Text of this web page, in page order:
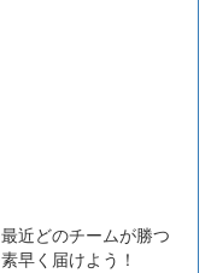
近どのチームが勝つ
早く届けよう！